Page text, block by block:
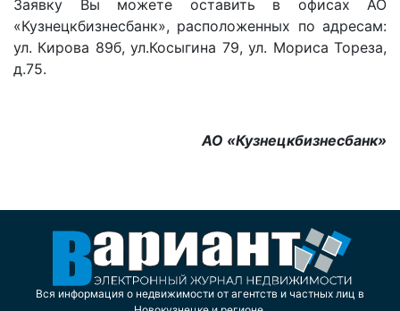
Заявку Вы можете оставить в офисах АО
«Кузнецкбизнесбанк», расположенных по адресам:
ул. Кирова 89б, ул.Косыгина 79, ул. Мориса Тореза,
д.75.
АО «Кузнецкбизнесбанк»
Вся информация о недвижимости от агентств и частных лиц в